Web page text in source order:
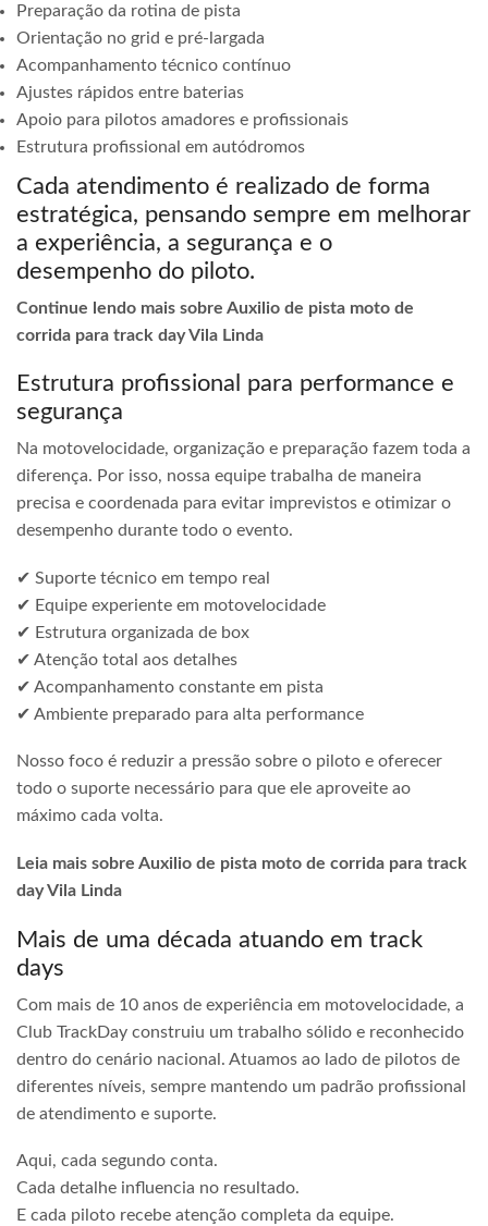
Preparação da rotina de pista
Orientação no grid e pré-largada
Acompanhamento técnico contínuo
Ajustes rápidos entre baterias
Apoio para pilotos amadores e profissionais
Estrutura profissional em autódromos
Cada atendimento é realizado de forma
estratégica, pensando sempre em melhorar
a experiência, a segurança e o
desempenho do piloto.
Continue lendo mais sobre Auxilio de pista moto de
corrida para track day Vila Linda
Estrutura profissional para performance e
segurança
Na motovelocidade, organização e preparação fazem toda a
diferença. Por isso, nossa equipe trabalha de maneira
precisa e coordenada para evitar imprevistos e otimizar o
desempenho durante todo o evento.
✔ Suporte técnico em tempo real
✔ Equipe experiente em motovelocidade
✔ Estrutura organizada de box
✔ Atenção total aos detalhes
✔ Acompanhamento constante em pista
✔ Ambiente preparado para alta performance
Nosso foco é reduzir a pressão sobre o piloto e oferecer
todo o suporte necessário para que ele aproveite ao
máximo cada volta.
Leia mais sobre Auxilio de pista moto de corrida para track
day Vila Linda
Mais de uma década atuando em track
days
Com mais de 10 anos de experiência em motovelocidade, a
Club TrackDay construiu um trabalho sólido e reconhecido
dentro do cenário nacional. Atuamos ao lado de pilotos de
diferentes níveis, sempre mantendo um padrão profissional
de atendimento e suporte.
Aqui, cada segundo conta.
Cada detalhe influencia no resultado.
E cada piloto recebe atenção completa da equipe.